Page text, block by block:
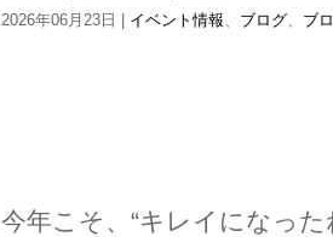
2026年06月23日 イベント情報 ブログ、 ブ
今年こそ、“キレイになっ